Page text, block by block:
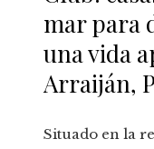
mar para
una vida
Arraiján,
Situado en la